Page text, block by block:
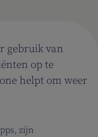
gebruik van
op te
helpt om weer
zijn